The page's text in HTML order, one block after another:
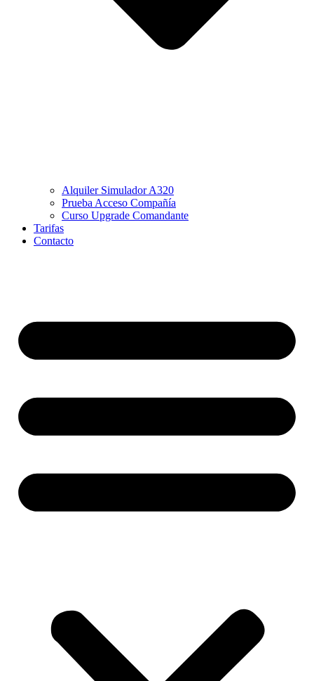
Alquiler Simulador A320
Prueba Acceso Compañía
Curso Upgrade Comandante
Tarifas
Contacto